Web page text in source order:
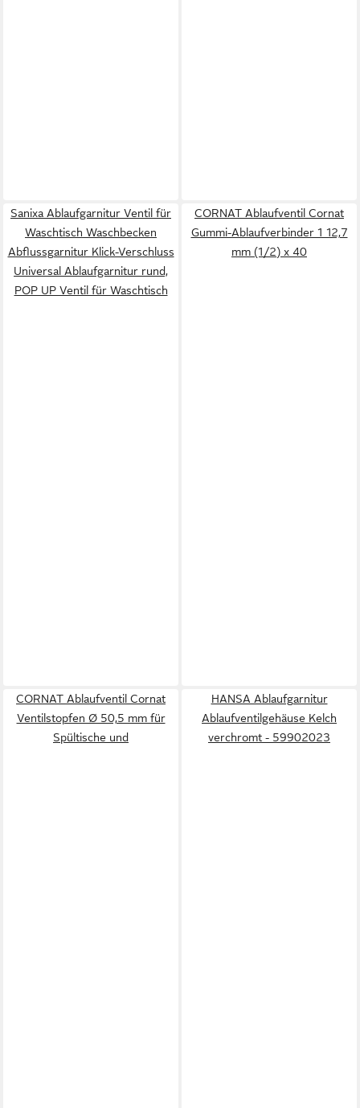
Sanixa Ablaufgarnitur Ventil für
Waschtisch Waschbecken
Abflussgarnitur Klick-Verschluss
Universal Ablaufgarnitur rund,
POP UP Ventil für Waschtisch
CORNAT Ablaufventil Cornat
Gummi-Ablaufverbinder 1 12,7
mm (1/2) x 40
CORNAT Ablaufventil Cornat
Ventilstopfen Ø 50,5 mm für
Spültische und
HANSA Ablaufgarnitur
Ablaufventilgehäuse Kelch
verchromt - 59902023